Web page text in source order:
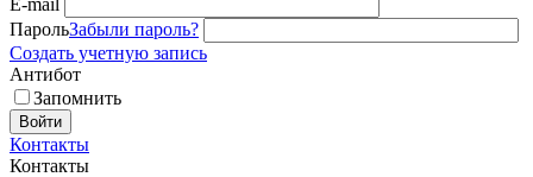
ПарольЗабыли пароль?
Создать учетную запись
Антибот
Запомнить
Войти
Контакты
Контакты